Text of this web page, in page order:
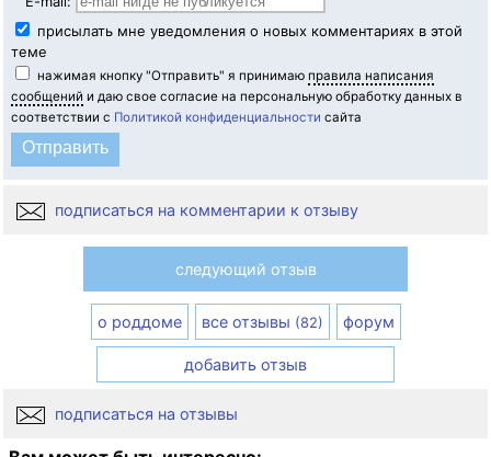
присылать мне уведомления о новых комментариях в этой
теме
нажимая кнопку "Отправить" я принимаю правила написания
сообщений и даю свое согласие на персональную обработку данных в
соответствии с Политикой конфиденциальности сайта
подписаться на комментарии к отзыву
следующий отзыв
о роддоме все отзывы (82) форум
добавить отзыв
подписаться на отзывы